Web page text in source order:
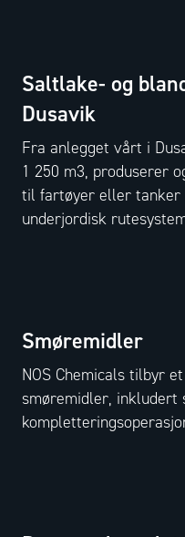
Saltlake- og
Dusavik
Fra anlegget vårt i
1 250 m3, produserer
til fartøyer eller tanker
underjordisk
Smøremidler
NOS Chemicals tilbyr
smøremidler, inkludert